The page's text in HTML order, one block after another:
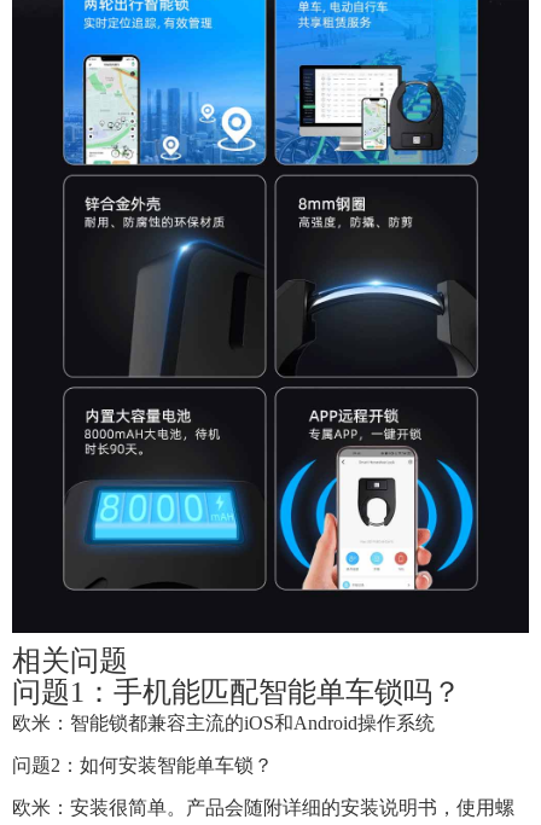
相关问题
问题1：手机能匹配智能单车锁吗？
欧米：智能锁都兼容主流的iOS和Android操作系统
问题2：如何安装智能单车锁？
欧米：安装很简单。产品会随附详细的安装说明书，使用螺